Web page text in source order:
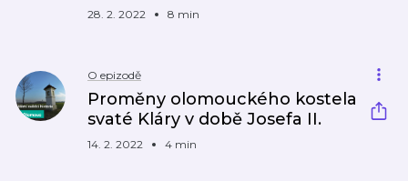
28. 2. 2022 8 min
O epizodě
Proměny olomouckého kostela
svaté Kláry v době Josefa II.
14. 2. 2022 4 min